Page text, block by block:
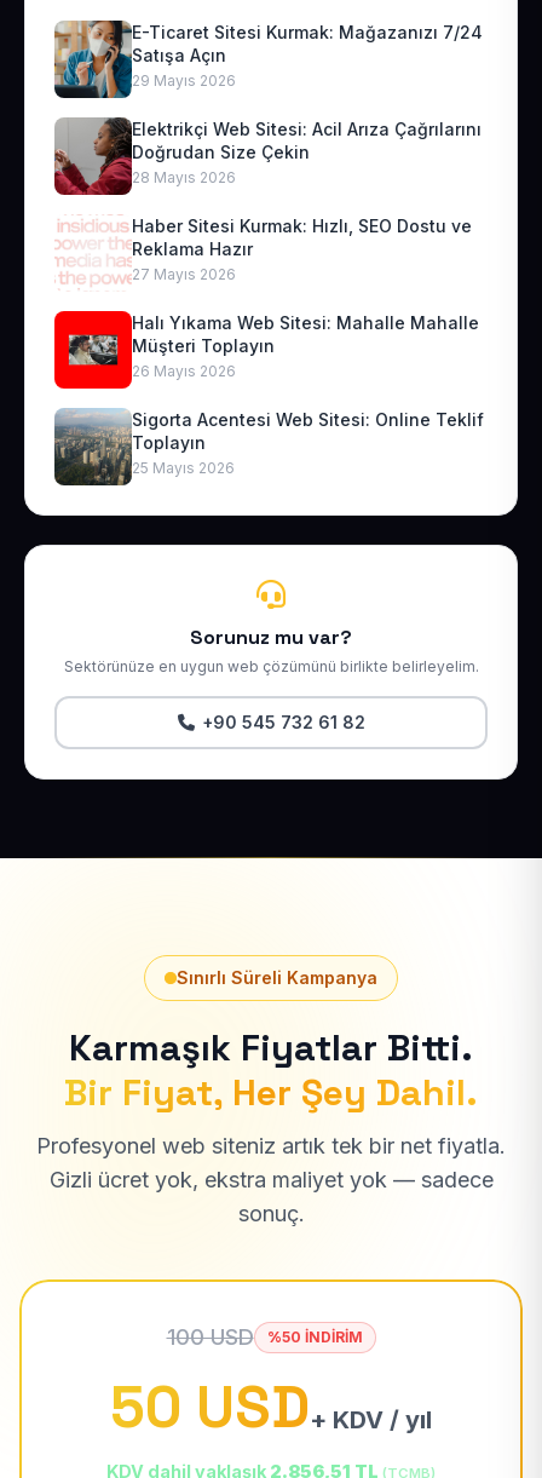
E-Ticaret Sitesi Kurmak: Mağazanızı 7/24
Satışa Açın
29 Mayıs 2026
Elektrikçi Web Sitesi: Acil Arıza Çağrılarını
Doğrudan Size Çekin
28 Mayıs 2026
Haber Sitesi Kurmak: Hızlı, SEO Dostu ve
Reklama Hazır
27 Mayıs 2026
Halı Yıkama Web Sitesi: Mahalle Mahalle
Müşteri Toplayın
26 Mayıs 2026
Sigorta Acentesi Web Sitesi: Online Teklif
Toplayın
25 Mayıs 2026
Sorunuz mu var?
Sektörünüze en uygun web çözümünü birlikte belirleyelim.
+90 545 732 61 82
Sınırlı Süreli Kampanya
Karmaşık Fiyatlar Bitti.
Bir Fiyat, Her Şey Dahil.
Profesyonel web siteniz artık tek bir net fiyatla.
Gizli ücret yok, ekstra maliyet yok — sadece
sonuç.
100 USD %50 İNDİRİM
50 USD+ KDV / yıl
KDV dahil yaklaşık 2.856,51 TL (TCMB)